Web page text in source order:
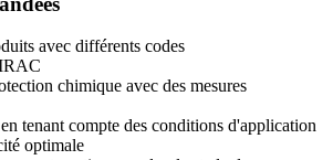
avec différents codes
chimique avec des mesures
tenant compte des conditions d'application
optimale